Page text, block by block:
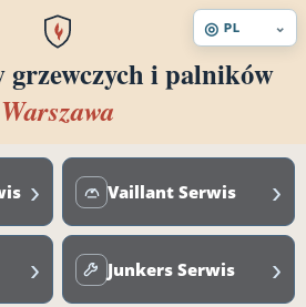
grzewczych i palników
Warszawa
› Vaillant Serwis ›
› Junkers Serwis ›
◎ PL ⌄